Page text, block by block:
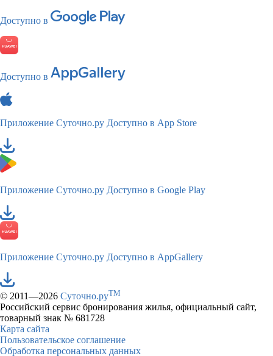
Доступно в
Доступно в
Приложение Суточно.ру Доступно в App Store
Приложение Суточно.ру Доступно в Google Play
Приложение Суточно.ру Доступно в AppGallery
© 2011—2026 Суточно.руTM
Российский сервис бронирования жилья, официальный сайт,
товарный знак № 681728
Карта сайта
Пользовательское соглашение
Обработка персональных данных